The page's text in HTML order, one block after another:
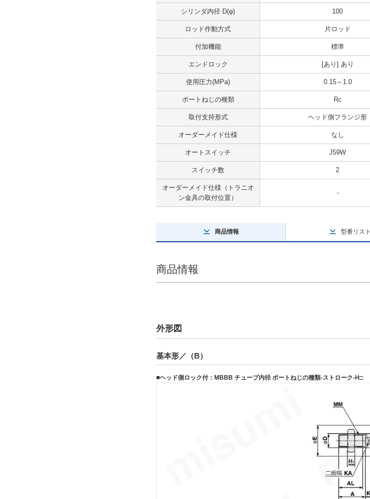
シリンダ内径 D(φ) 100
ロッド作動方式 片ロッド
付加機能 標準
エンドロック [あり] あり
使用圧力(MPa) 0.15～1.0
ポートねじの種類 Rc
取付支持形式 ヘッド側フランジ形
オーダーメイド仕様 なし
オートスイッチ J59W
スイッチ数 2
オーダーメイド仕様（トラニオ
ン金具の取付位置）
-
商品情報 型番リスト
商品情報
外形図
基本形／（B）
■ヘッド側ロック付：MBBB チューブ内径 ポートねじの種類-ストローク-H□